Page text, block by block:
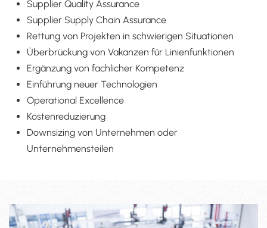
Supplier Quality Assurance
Supplier Supply Chain Assurance
Rettung von Projekten in schwierigen Situationen
Überbrückung von Vakanzen für Linienfunktionen
Ergänzung von fachlicher Kompetenz
Einführung neuer Technologien
Operational Excellence
Kostenreduzierung
Downsizing von Unternehmen oder
Unternehmensteilen